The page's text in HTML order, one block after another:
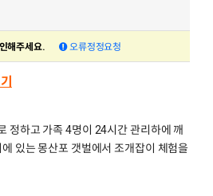
해주세요. 오류정정요청
정하고 가족 4명이 24시간 관리하에 깨
있는 몽산포 갯벌에서 조개잡이 체험을